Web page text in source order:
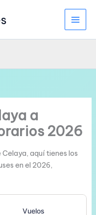
a
2026
aquí tienes los
en el 2026,